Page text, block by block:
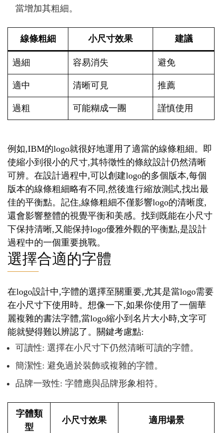
當增加其粗細。
線條粗細 小尺寸效果 建議
過細 容易消失 避免
適中 清晰可見 推薦
過粗 可能糊成一團 謹慎使用
例如,IBM的logo就很好地運用了適當的線條粗細。即
使縮小到很小的尺寸,其特徵性的條紋設計仍然清晰
可辨。在設計過程中,可以創建logo的多個版本,每個
版本的線條粗細略有不同,然後進行縮放測試,找出最
佳的平衡點。記住,線條粗細不僅影響logo的清晰度,
還會影響整體的視覺平衡和美感。找到既能在小尺寸
下保持清晰,又能保持logo優雅外觀的平衡點,是設計
過程中的一個重要挑戰。
選擇合適的字體
在logo設計中,字體的選擇至關重要,尤其是當logo需要
在小尺寸下使用時。想像一下,如果你使用了一個華
麗複雜的書法字體,當logo縮小到名片大小時,文字可
能就變得難以辨認了。關鍵考慮點:
可讀性: 選擇在小尺寸下仍然清晰可讀的字體。
簡潔性: 避免過於裝飾或複雜的字體。
品牌一致性: 字體應與品牌形象相符。
字體類
型
小尺寸效果 適用場景